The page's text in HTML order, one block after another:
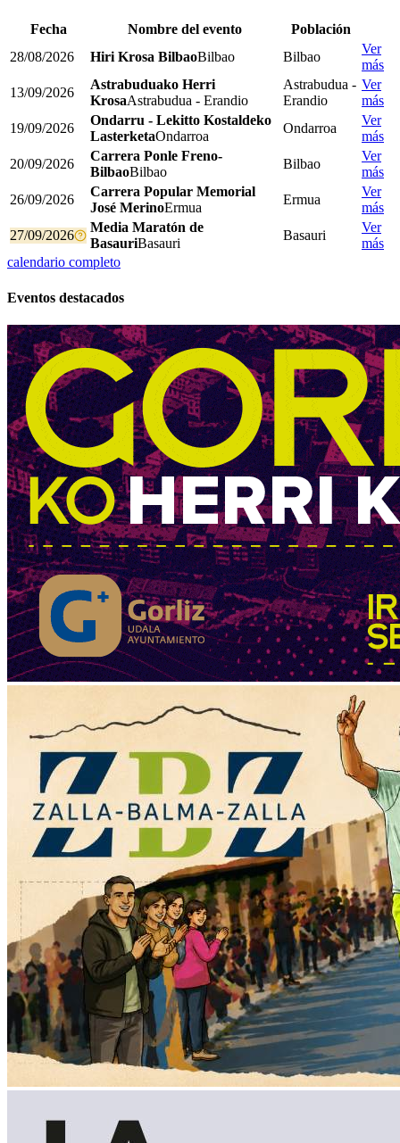
Fecha Nombre del evento
Población
28/08/2026
Hiri Krosa BilbaoBilbao Bilbao
Ver
más
13/09/2026
Astrabuduako Herri
KrosaAstrabudua - Erandio
Astrabudua -
Erandio
Ver
más
19/09/2026
Ondarru - Lekitto Kostaldeko
LasterketaOndarroa
Ondarroa
Ver
más
20/09/2026
Carrera Ponle Freno-
BilbaoBilbao
Bilbao
Ver
más
26/09/2026
Carrera Popular Memorial
José MerinoErmua
Ermua
Ver
más
27/09/2026
Media Maratón de
BasauriBasauri
Basauri
Ver
más
calendario completo
Eventos destacados